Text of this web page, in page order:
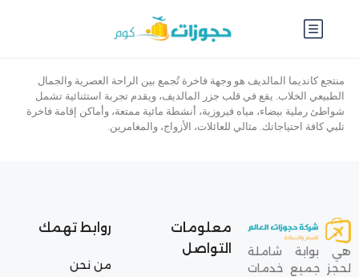
منتجع كانديما المالديف هو وجهة فاخرة تُجمع بين الراحة العصرية والجمال
الطبيعي الخلاب. يقع في قلب جزر المالديف، ويقدم تجربة استثنائية تشمل
شواطئ رملية بيضاء، مياه فيروزية، أنشطة مائية ممتعة، وأماكن إقامة فاخرة
تلبي كافة احتياجاتك. مثالي للعائلات، الأزواج، والمغامرين.
هي بوابة شاملة
لحجز جميع خدمات
معلومات
التواصل
روابط تهمك
من نحن